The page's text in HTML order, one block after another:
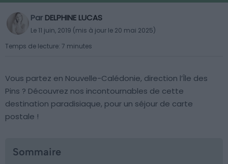
Par DELPHINE LUCAS
Le 11 juin, 2019 (mis à jour le 20 mai 2025)
Temps de lecture: 7 minutes
Vous partez en Nouvelle-Calédonie, direction l’Île des
Pins ? Découvrez nos incontournables de cette
destination paradisiaque, pour un séjour de carte
postale !
Sommaire